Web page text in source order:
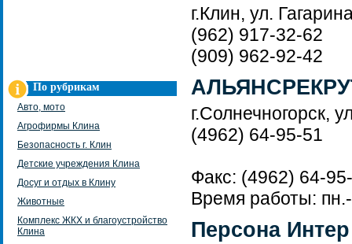
По рубрикам
Авто, мото
Агрофирмы Клина
Безопасность г. Клин
Детские учреждения Клина
Досуг и отдых в Клину
Животные
Комплекс ЖКХ и благоустройство
Клина
г.Клин, ул.
(962) 917-32-62
(909) 962-92-42
г.Солнечногорск,
(4962) 64-95-51
Факс: (4962) 64-
Время работы:
Персона Интер